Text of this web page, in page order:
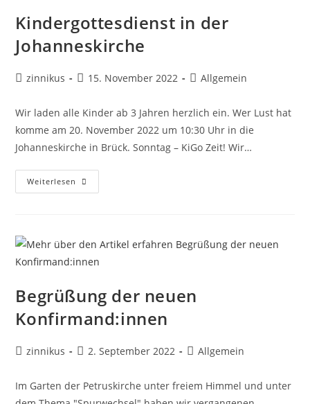
Kindergottesdienst in der
Johanneskirche
Beitrags-
zinnikus
Beitrag
15. November 2022
Beitrags-
Allgemein
Wir laden alle Kinder ab 3 Jahren herzlich ein. Wer Lust hat
komme am 20. November 2022 um 10:30 Uhr in die
Johanneskirche in Brück. Sonntag – KiGo Zeit! Wir…
Weiterlesen Kindergottesdienst
In
Begrüßung der neuen
Konfirmand:innen
Beitrags-
zinnikus
Beitrag
2. September 2022
Beitrags-
Allgemein
Im Garten der Petruskirche unter freiem Himmel und unter